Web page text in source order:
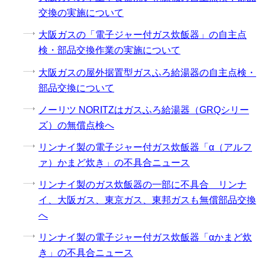
交換の実施について
大阪ガスの「電子ジャー付ガス炊飯器」の自主点
検・部品交換作業の実施について
大阪ガスの屋外据置型ガスふろ給湯器の自主点検・
部品交換について
ノーリツ NORITZはガスふろ給湯器（GRQシリー
ズ）の無償点検へ
リンナイ製の電子ジャー付ガス炊飯器「α（アルフ
ァ）かまど炊き」の不具合ニュース
リンナイ製のガス炊飯器の一部に不具合 リンナ
イ、大阪ガス、東京ガス、東邦ガスも無償部品交換
へ
リンナイ製の電子ジャー付ガス炊飯器「αかまど炊
き」の不具合ニュース